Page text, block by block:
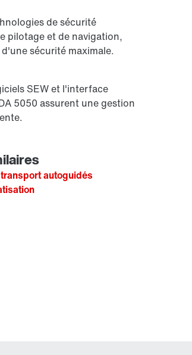
de sécurité
pilotage et de navigation,
sécurité maximale.
SEW et l'interface
5050 assurent une gestion
autoguidés